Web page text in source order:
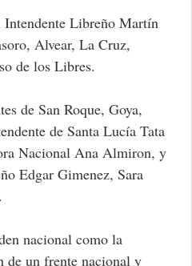
Intendente Libreño Martín
Alvear, La Cruz,
de los Libres.
de San Roque, Goya,
de Santa Lucía Tata
Nacional Ana Almiron, y
Edgar Gimenez, Sara
nacional como la
de un frente nacional y